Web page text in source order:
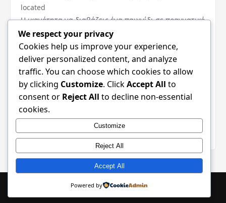
located
Η ικανότητα να διαβάζεις ένα παιχνίδι σε πραγματικό
χρόνο χτίζεται με εμπειρία και πειραματισμό.
Συνδύασε τα δεδομένα με την εικόνα, κράτα τον
έλεγχο στο ρίσκο και μη φοβάσαι να δοκιμάσεις
μικρές αποφάσεις για να δοκιμάσεις υποθέσεις. Το πιο
σημαντικό είναι να παραμένεις ψύχραιμος, να
μαθαίνεις από κάθε ματς και να απολαμβάνεις την
εξέλιξη του πρωταθλήματος — αυτό κάνει την
παρακολούθηση των are located αποτελεσμάτων
στην Κύπρο πραγματικά ανταποδοτική.
© 2026 Liquidity Pool Hub. All Rights Reserved. | Powered by
We respect your privacy
Cookies help us improve your experience,
deliver personalized content, and analyze
traffic. You can choose which cookies to allow
by clicking Customize. ClickAccept All to
consent or Reject All to decline non-essential
cookies.
Customize
Reject All
Accept All
Powered by